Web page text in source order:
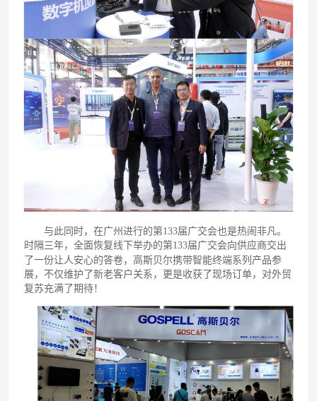
与此同时，在广州进行的第133届广交会也是热闹非凡。
时隔三年，全面恢复线下举办的第133届广交会向供应商交出
了一份让人安心的答卷，高斯贝尔携带智能终端系列产品参
展，不仅维护了新老客户关系，更是收获了现场订单，对外贸
复苏充满了期待！